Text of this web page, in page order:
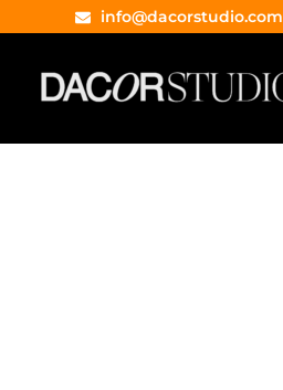
info@dacorstudio.com